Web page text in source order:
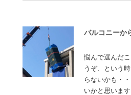
バルコニーか
悩んで選んだ
うぞ、という
らないかも・
いかと思いま